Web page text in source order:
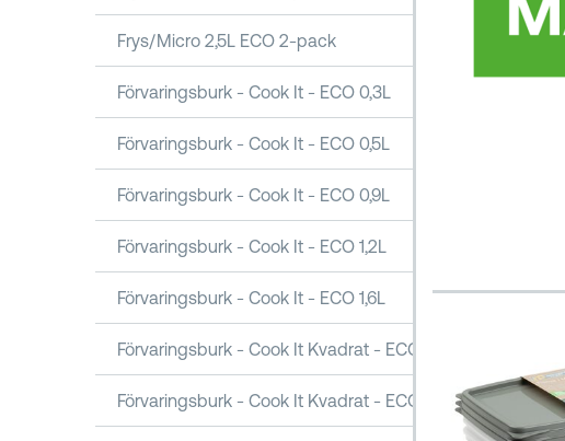
Frys/Micro 2,5L ECO 2-pack
Förvaringsburk - Cook It - ECO 0,3L
Förvaringsburk - Cook It - ECO 0,5L
Förvaringsburk - Cook It - ECO 0,9L
Förvaringsburk - Cook It - ECO 1,2L
Förvaringsburk - Cook It - ECO 1,6L
Förvaringsburk - Cook It Kvadrat - ECO 1,6L
Förvaringsburk - Cook It Kvadrat - ECO 2,5L